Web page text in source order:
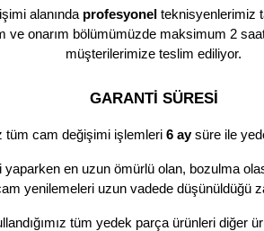
alanında profesyonel teknisyenlerimiz
ve onarım bölümümüzde maksimum 2
müşterilerimize teslim ediliyor.
GARANTİ SÜRESİ
tüm cam değişimi işlemleri 6 aysüre ile
en uzun ömürlü olan, bozulma
yenilemeleri uzun vadede düşünüldüğü
tüm yedek parça ürünleri diğer